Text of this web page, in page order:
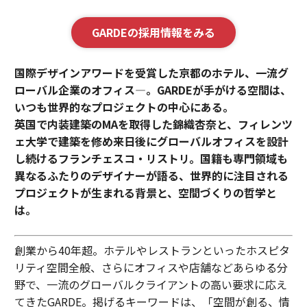
GARDEの採用情報をみる
国際デザインアワードを受賞した京都のホテル、一流グ
ローバル企業のオフィス—。GARDEが手がける空間は、
いつも世界的なプロジェクトの中心にある。
英国で内装建築のMAを取得した錦織杏奈と、フィレンツ
ェ大学で建築を修め来日後にグローバルオフィスを設計
し続けるフランチェスコ・リストリ。国籍も専門領域も
異なるふたりのデザイナーが語る、世界的に注目される
プロジェクトが生まれる背景と、空間づくりの哲学と
は。
創業から40年超。ホテルやレストランといったホスピタ
リティ空間全般、さらにオフィスや店舗などあらゆる分
野で、一流のグローバルクライアントの高い要求に応え
てきたGARDE。掲げるキーワードは、「空間が創る、情